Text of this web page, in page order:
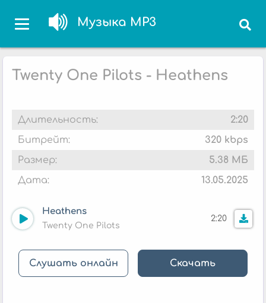
Музыка MP3
Twenty One Pilots - Heathens
Длительность:
2:20
Битрейт:
320 kbps
Размер:
5.38 МБ
Дата:
13.05.2025
Heathens
Twenty One Pilots
2:20
Слушать онлайн Скачать